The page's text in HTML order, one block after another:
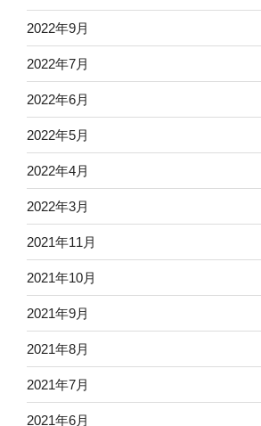
2022年9月
2022年7月
2022年6月
2022年5月
2022年4月
2022年3月
2021年11月
2021年10月
2021年9月
2021年8月
2021年7月
2021年6月